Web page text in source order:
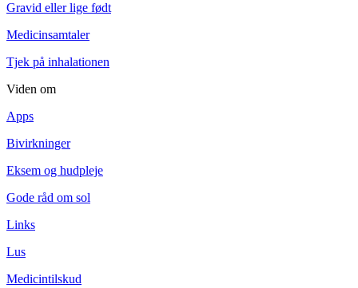
Gravid eller lige født
Medicinsamtaler
Tjek på inhalationen
Viden om
Apps
Bivirkninger
Eksem og hudpleje
Gode råd om sol
Links
Lus
Medicintilskud